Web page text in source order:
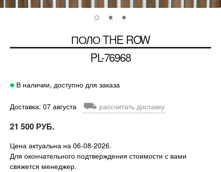
ПОЛОTHE ROW
PL-76968
В наличии, доступно для заказа
Доставка: 07 августа ⛟ рассчитать доставку
21 500 РУБ.
Цена актуальна на 06-08-2026.
Для окончательного подтверждения стоимости с вами
свяжется менеджер.